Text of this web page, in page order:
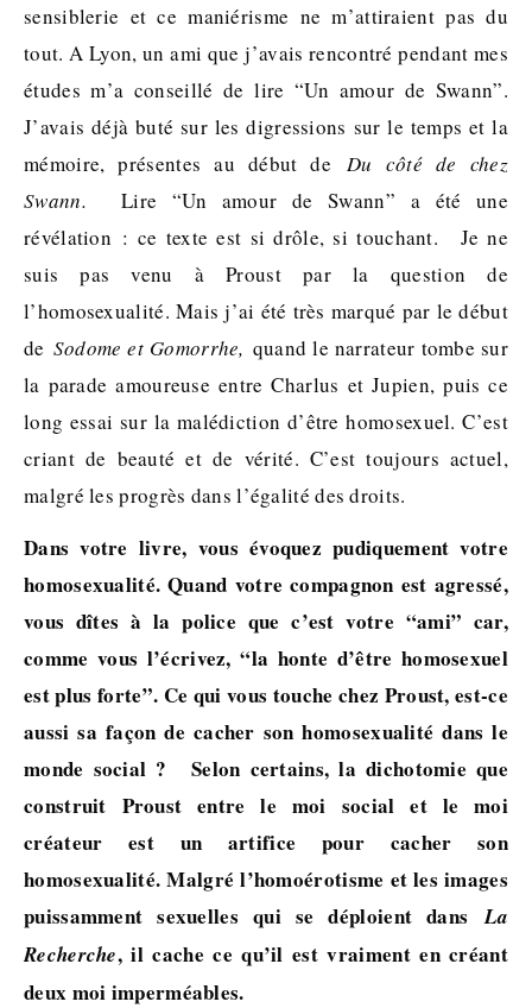
sensiblerie et ce maniérisme ne m’attiraient pas du
tout. A Lyon, un ami que j’avais rencontré pendant mes
études m’a conseillé de lire “Un amour de Swann”.
J’avais déjà buté sur les digressions sur le temps et la
mémoire, présentes au début de Du côté de chez
Swann. Lire “Un amour de Swann” a été une
révélation : ce texte est si drôle, si touchant. Je ne
suis pas venu à Proust par la question de
l’homosexualité. Mais j’ai été très marqué par le début
de Sodome et Gomorrhe, quand le narrateur tombe sur
la parade amoureuse entre Charlus et Jupien, puis ce
long essai sur la malédiction d’être homosexuel. C’est
criant de beauté et de vérité. C’est toujours actuel,
malgré les progrès dans l’égalité des droits.
Dans votre livre, vous évoquez pudiquement votre
homosexualité. Quand votre compagnon est agressé,
vous dîtes à la police que c’est votre “ami” car,
comme vous l’écrivez, “la honte d’être homosexuel
est plus forte”. Ce qui vous touche chez Proust, est-ce
aussi sa façon de cacher son homosexualité dans le
monde social ? Selon certains, la dichotomie que
construit Proust entre le moi social et le moi
créateur est un artifice pour cacher son
homosexualité. Malgré l’homoérotisme et les images
puissamment sexuelles qui se déploient dansLa
Recherche, il cache ce qu’il est vraiment en créant
deux moi imperméables.